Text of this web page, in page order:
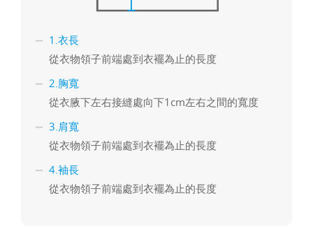
1.衣長
從衣物領子前端處到衣襬為止的長度
2.胸寬
從衣腋下左右接縫處向下1cm左右之間的寬度
3.肩寬
從衣物領子前端處到衣襬為止的長度
4.袖長
從衣物領子前端處到衣襬為止的長度